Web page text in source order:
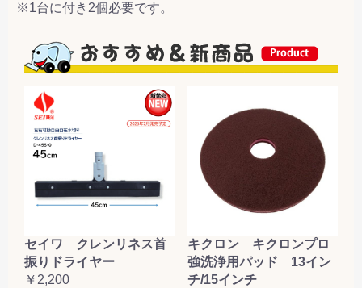
※1台に付き2個必要です。
セイワ クレンリネス首
振りドライヤー
￥2,200
キクロン キクロンプロ
強洗浄用パッド 13イン
チ/15インチ